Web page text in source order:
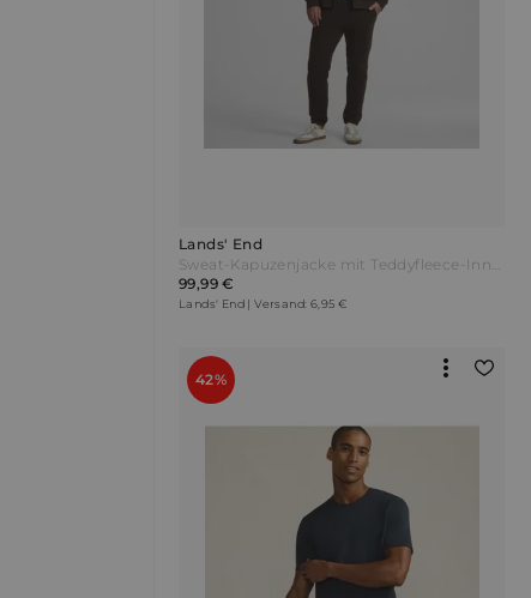
Lands' End
99,99 €
Lands' End | Versand: 6,95 €
42%